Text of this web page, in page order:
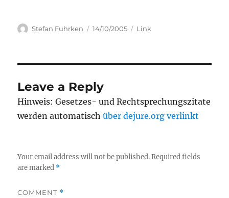
Author
Stefan Fuhrken
Posted
14/10/2005 Categories
Link
Leave a Reply
Hinweis: Gesetzes- und Rechtsprechungszitate
werden automatischüber dejure.org verlinkt
Your email address will not be published. Required fields
are marked *
COMMENT *